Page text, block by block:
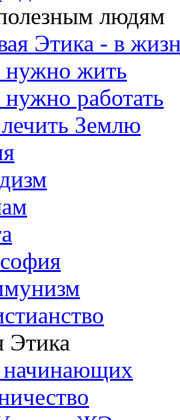
людям
Этика - в
нужно жить
работать
Землю
Этика
начинающих